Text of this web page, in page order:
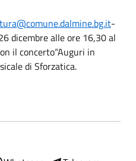
-
dicembre alle ore 16,30 al
il concerto“Auguri in
di Sforzatica.